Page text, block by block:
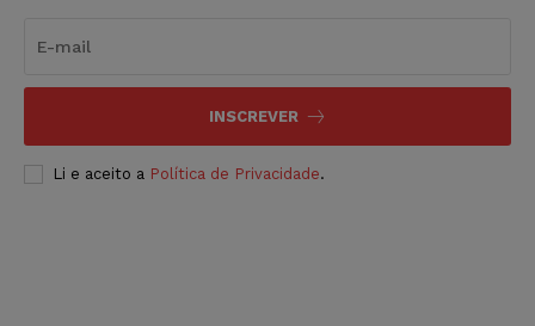
INSCREVER
Li e aceito a Política de Privacidade.